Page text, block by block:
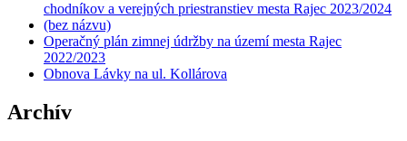
chodníkov a verejných priestranstiev mesta Rajec 2023/2024
(bez názvu)
Operačný plán zimnej údržby na území mesta Rajec
2022/2023
Obnova Lávky na ul. Kollárova
Archív